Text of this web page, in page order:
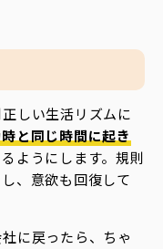
しい生活リズムに
と同じ時間に起き
ようにします。規則
、意欲も回復して
に戻ったら、ちゃ